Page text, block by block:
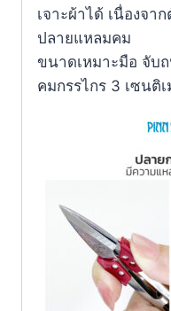
เจาะผ้าได้ เนื่องจา
ปลายแหลมคม
ขนาดเหมาะมือ จับ
คมกรรไกร 3 เซนติ